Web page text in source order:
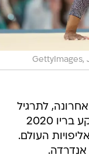
GettyImages,
לתרגיל
הכל כך אהוב עליה. היא ניצחה בקרקע בריו 2020
העולם.